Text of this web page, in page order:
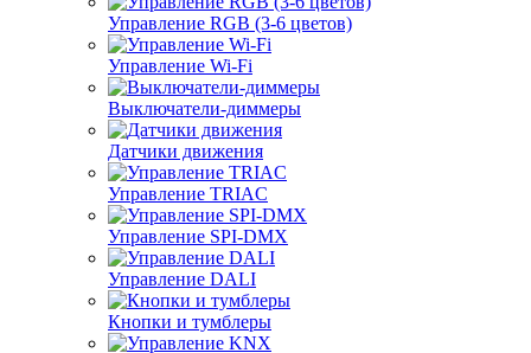
Управление RGB (3-6 цветов)
Управление Wi-Fi
Выключатели-диммеры
Датчики движения
Управление TRIAC
Управление SPI-DMX
Управление DALI
Кнопки и тумблеры